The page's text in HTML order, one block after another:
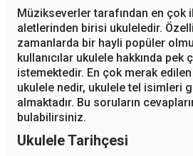
Müzikseverler tarafından en çok
aletlerinden birisi ukuleledir.
zamanlarda bir hayli popüler
kullanıcılar ukulele hakkında
istemektedir. En çok merak
ukulele nedir, ukulele tel isimleri
almaktadır. Bu soruların
bulabilirsiniz.
Ukulele Tarihçesi